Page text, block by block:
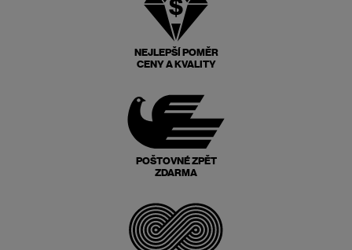
NEJLEPŠÍ POMĚR
CENY A KVALITY
POŠTOVNÉ ZPĚT
ZDARMA